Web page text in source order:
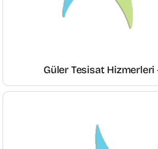
Güler Tesisat Hizmerleri